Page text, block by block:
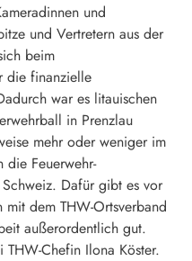
und
und Vertretern aus der
beim
die finanzielle
war es litauischen
in Prenzlau
mehr oder weniger im
die Feuerwehr-
Dafür gibt es vor
dem THW-Ortsverband
außerordentlich gut.
Chefin Ilona Köster.